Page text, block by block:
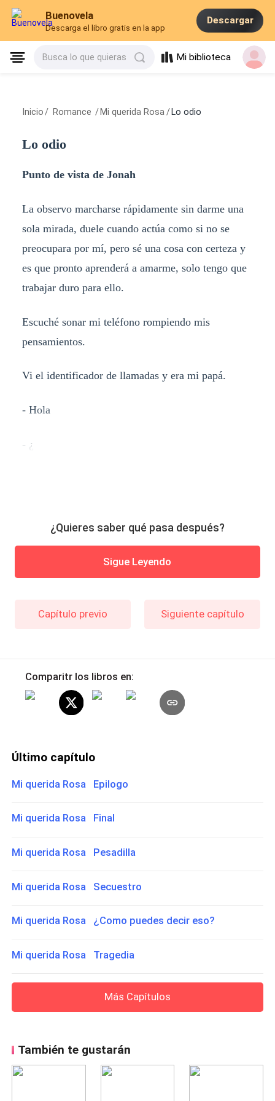
Buenovela
Descarga el libro gratis en la app
Descargar
Busca lo que quieras Mi biblioteca
Inicio / Romance / Mi querida Rosa / Lo odio
Lo odio
Punto de vista de Jonah
La observo marcharse rápidamente sin darme una
sola mirada, duele cuando actúa como si no se
preocupara por mí, pero sé una cosa con certeza y
es que pronto aprenderá a amarme, solo tengo que
trabajar duro para ello.
Escuché sonar mi teléfono rompiendo mis
pensamientos.
Vi el identificador de llamadas y era mi papá.
- Hola
- ¿
¿Quieres saber qué pasa después?
Sigue Leyendo
Capítulo previo Siguiente capítulo
Comparitr los libros en:
Último capítulo
Mi querida Rosa Epilogo
Mi querida Rosa Final
Mi querida Rosa Pesadilla
Mi querida Rosa Secuestro
Mi querida Rosa ¿Como puedes decir eso?
Mi querida Rosa Tragedia
Más Capítulos
También te gustarán